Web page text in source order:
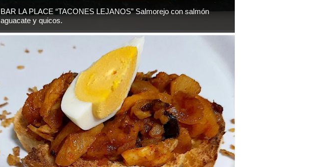
BAR LA PLACE “TACONES LEJANOS” Salmorejo con salmón
aguacate y quicos.